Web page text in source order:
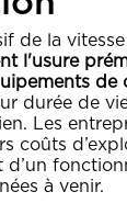
de la
l'usure
de
durée de
Les
coûts
d’un
à venir.